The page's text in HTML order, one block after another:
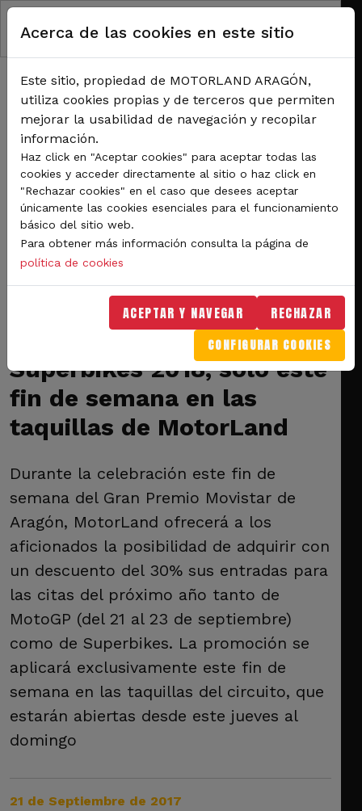
Pasar al contenido principal
RUTA DE NAVEGACIÓN
A la venta con un 30% de descuento las entradas para el Gran Premio de
Aragón de MotoGP y Superbikes 2018, solo este fin de semana en las taquillas de
MotorLand
A la venta con un 30% de
descuento las entradas
para el Gran Premio de
Aragón de MotoGP y
Superbikes 2018, solo este
fin de semana en las
taquillas de MotorLand
Durante la celebración este fin de
semana del Gran Premio Movistar de
Aragón, MotorLand ofrecerá a los
aficionados la posibilidad de adquirir con
un descuento del 30% sus entradas para
las citas del próximo año tanto de
MotoGP (del 21 al 23 de septiembre)
como de Superbikes. La promoción se
aplicará exclusivamente este fin de
semana en las taquillas del circuito, que
estarán abiertas desde este jueves al
domingo
21 de Septiembre de 2017
Acerca de las cookies en este sitio
Este sitio, propiedad de MOTORLAND ARAGÓN,
utiliza cookies propias y de terceros que permiten
mejorar la usabilidad de navegación y recopilar
información.
Haz click en "Aceptar cookies" para aceptar todas las
cookies y acceder directamente al sitio o haz click en
"Rechazar cookies" en el caso que desees aceptar
únicamente las cookies esenciales para el funcionamiento
básico del sitio web.
Para obtener más información consulta la página de
política de cookies
ACEPTAR Y NAVEGAR RECHAZAR
CONFIGURAR COOKIES